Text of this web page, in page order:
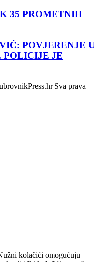
35 PROMETNIH
POVJERENJE U
POLICIJE JE
Sva prava
kolačići omogućuju